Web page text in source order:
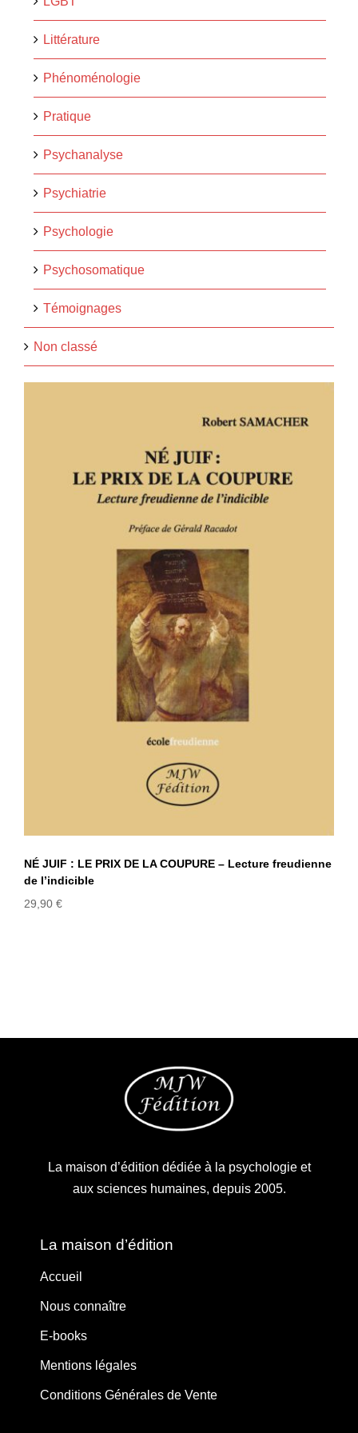
Littérature
Phénoménologie
Pratique
Psychanalyse
Psychiatrie
Psychologie
Psychosomatique
Témoignages
Non classé
NÉ JUIF : LE PRIX DE LA COUPURE –
Lecture freudienne de l’indicible
NÉ JUIF : LE PRIX DE LA COUPURE – Lecture freudienne
de l’indicible
29,90 €
La maison d’édition dédiée à la psychologie et
aux sciences humaines, depuis 2005.
La maison d’édition
Accueil
Nous connaître
E-books
Mentions légales
Conditions Générales de Vente